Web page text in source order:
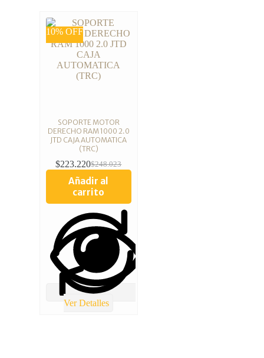
10% OFF
SOPORTE MOTOR
DERECHO RAM 1000 2.0
JTD CAJA AUTOMATICA
(TRC)
$248.023
$223.220
Añadir al
carrito
Ver Detalles